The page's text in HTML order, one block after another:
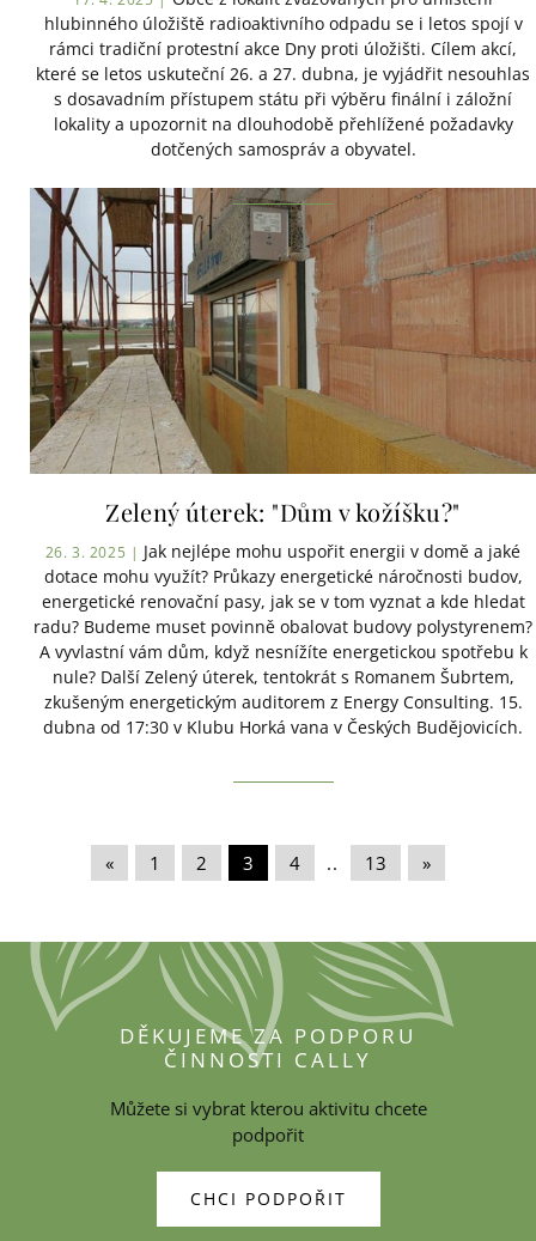
hlubinného úložiště radioaktivního odpadu se i letos spojí v
rámci tradiční protestní akce Dny proti úložišti. Cílem akcí,
které se letos uskuteční 26. a 27. dubna, je vyjádřit nesouhlas
s dosavadním přístupem státu při výběru finální i záložní
lokality a upozornit na dlouhodobě přehlížené požadavky
dotčených samospráv a obyvatel.
Zelený úterek: "Dům v kožíšku?"
26. 3. 2025 | Jak nejlépe mohu uspořit energii v domě a jaké
dotace mohu využít? Průkazy energetické náročnosti budov,
energetické renovační pasy, jak se v tom vyznat a kde hledat
radu? Budeme muset povinně obalovat budovy polystyrenem?
A vyvlastní vám dům, když nesnížíte energetickou spotřebu k
nule? Další Zelený úterek, tentokrát s Romanem Šubrtem,
zkušeným energetickým auditorem z Energy Consulting. 15.
dubna od 17:30 v Klubu Horká vana v Českých Budějovicích.
« 1 2 3 4 .. 13 »
DĚKUJEME ZA PODPORU
ČINNOSTI CALLY
Můžete si vybrat kterou aktivitu chcete
podpořit
CHCI PODPOŘIT